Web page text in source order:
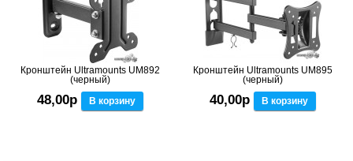
Кронштейн Ultramounts UM892
(черный)
48,00р В корзину
Кронштейн Ultramounts UM895
(черный)
40,00р В корзину